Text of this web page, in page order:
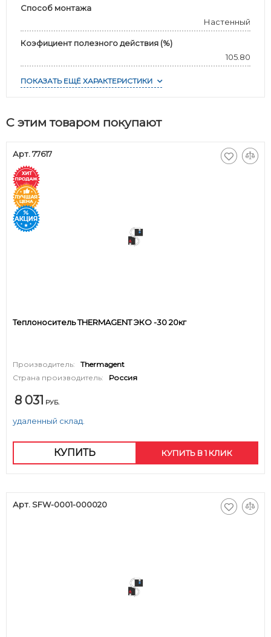
Способ монтажа
Настенный
Коэфициент полезного действия (%)
105.80
ПОКАЗАТЬ ЕЩЁ ХАРАКТЕРИСТИКИ
С этим товаром покупают
Арт. 77617
Теплоноситель THERMAGENT ЭКО -30 20кг
Производитель:
Thermagent
Страна производитель:
Россия
8 031 РУБ.
удаленный склад.
КУПИТЬ КУПИТЬ В 1 КЛИК
Арт. SFW-0001-000020